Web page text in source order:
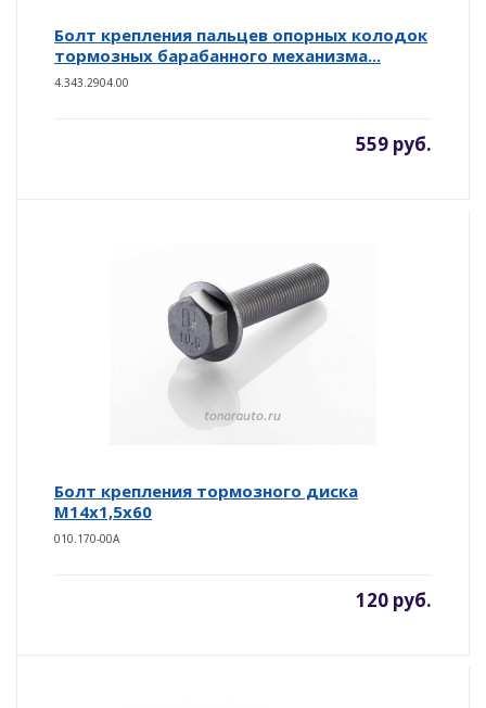
Болт крепления пальцев опорных колодок
тормозных барабанного механизма...
4.343.2904.00
559 руб.
Болт крепления тормозного диска
М14х1,5х60
010.170-00A
120 руб.